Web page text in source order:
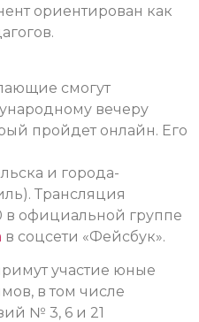
ориентирован как
смогут
вечеру
пройдет онлайн. Его
и города-
Трансляция
в официальной группе
в соцсети «Фейсбук».
участие юные
в том числе
№ 3, 6 и 21